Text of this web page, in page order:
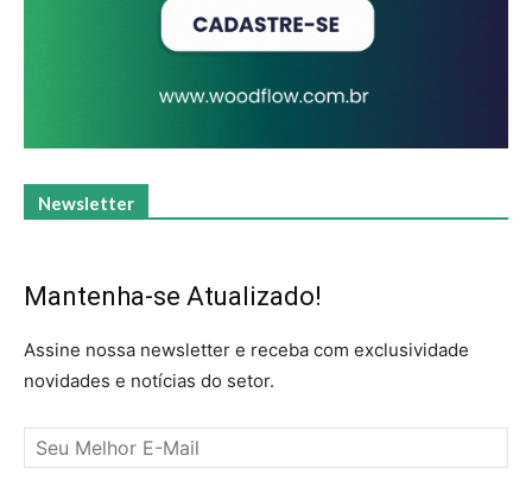
Newsletter
Mantenha-se Atualizado!
Assine nossa newsletter e receba com exclusividade
novidades e notícias do setor.